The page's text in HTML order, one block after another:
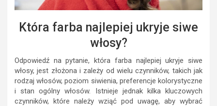
Która farba najlepiej ukryje siwe
włosy?
Odpowiedź na pytanie, która farba najlepiej ukryje siwe
włosy, jest złożona i zależy od wielu czynników, takich jak
rodzaj włosów, poziom siwienia, preferencje kolorystyczne
i stan ogólny włosów. Istnieje jednak kilka kluczowych
czynników, które należy wziąć pod uwagę, aby wybrać